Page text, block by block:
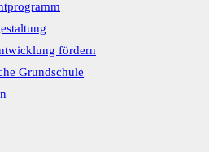
fördern
Grundschule